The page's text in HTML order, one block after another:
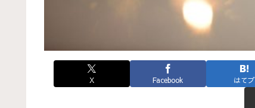
X Facebook はてブ